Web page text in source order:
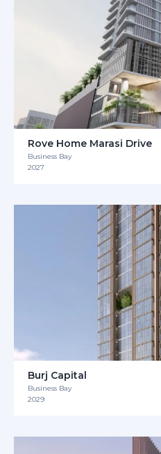
Rove Home Marasi Drive
Business Bay
2027
Burj Capital
Business Bay
2029